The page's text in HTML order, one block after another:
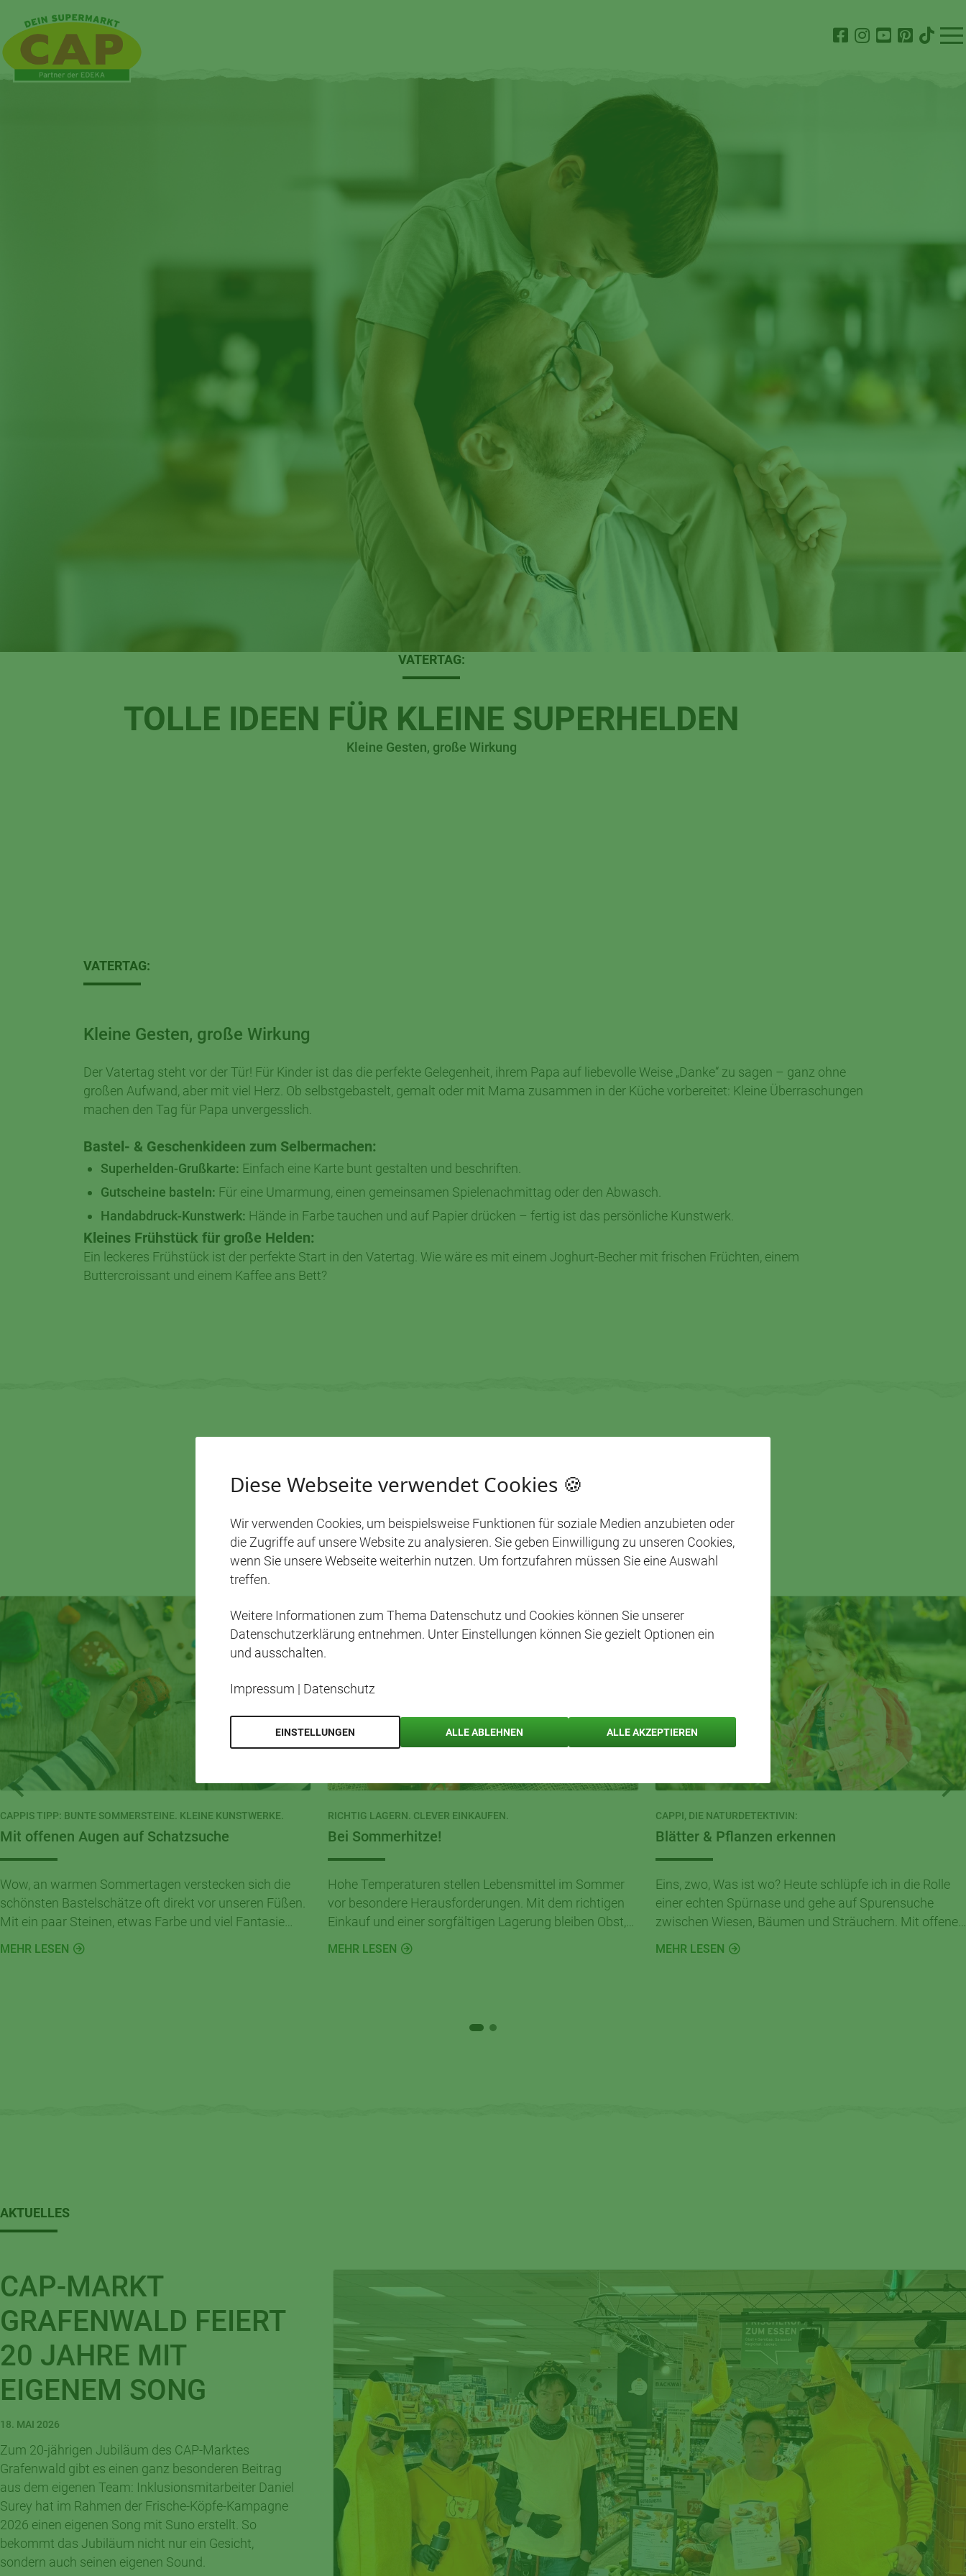
VATERTAG:
TOLLE IDEEN FÜR KLEINE SUPERHELDEN
Kleine Gesten, große Wirkung
VATERTAG:
Kleine Gesten, große Wirkung
Der Vatertag steht vor der Tür! Für Kinder ist das die perfekte Gelegenheit, ihrem Papa auf liebevolle Weise „Danke“ zu sagen – ganz ohne
großen Aufwand, aber mit viel Herz. Ob selbstgebastelt, gemalt oder mit Mama zusammen in der Küche vorbereitet: Kleine Überraschungen
machen den Tag für Papa unvergesslich.
Bastel- & Geschenkideen zum Selbermachen:
Superhelden-Grußkarte: Einfach eine Karte bunt gestalten und beschriften.
Gutscheine basteln: Für eine Umarmung, einen gemeinsamen Spielenachmittag oder den Abwasch.
Handabdruck-Kunstwerk: Hände in Farbe tauchen und auf Papier drücken – fertig ist das persönliche Kunstwerk.
Kleines Frühstück für große Helden:
Ein leckeres Frühstück ist der perfekte Start in den Vatertag. Wie wäre es mit einem Joghurt-Becher mit frischen Früchten, einem
Buttercroissant und einem Kaffee ans Bett?
WAS UNS BEWEGT
DAS KÖNNTE DICH AUCH INTERESSIEREN
CAPPIS TIPP: BUNTE SOMMERSTEINE. KLEINE KUNSTWERKE.
Mit offenen Augen auf Schatzsuche
Wow, an warmen Sommertagen verstecken sich die
schönsten Bastelschätze oft direkt vor unseren Füßen.
Mit ein paar Steinen, etwas Farbe und viel Fantasie
entstehen im Handumdrehen kleine Kunstwerke für
Garten, Balkon oder Kinderzimmer.
MEHR LESEN
RICHTIG LAGERN. CLEVER EINKAUFEN.
Bei Sommerhitze!
Hohe Temperaturen stellen Lebensmittel im Sommer
vor besondere Herausforderungen. Mit dem richtigen
Einkauf und einer sorgfältigen Lagerung bleiben Obst,
Gemüse, Milchprodukte und Co. länger frisch und
sicher genießbar.
MEHR LESEN
CAPPI, DIE NATURDETEKTIVIN:
Blätter & Pflanzen erkennen
Eins, zwo, Was ist wo? Heute schlüpfe ich in die Rolle
einer echten Spürnase und gehe auf Spurensuche
zwischen Wiesen, Bäumen und Sträuchern. Mit offenen
Augen und ein wenig Neugier gibt es draußen in der
Natur jede Menge Spannendes zu entdecken.
MEHR LESEN
AKTUELLES
CAP-MARKT
GRAFENWALD FEIERT
20 JAHRE MIT
EIGENEM SONG
18. MAI 2026
Zum 20-jährigen Jubiläum des CAP-Marktes
Grafenwald gibt es einen ganz besonderen Beitrag
aus dem eigenen Team: Inklusionsmitarbeiter Daniel
Surey hat im Rahmen der Frische-Köpfe-Kampagne
2026 einen eigenen Song mit Suno erstellt. So
bekommt das Jubiläum nicht nur ein Gesicht,
sondern auch seinen eigenen Sound.
Diese Webseite verwendet Cookies 🍪
Wir verwenden Cookies, um beispielsweise Funktionen für soziale Medien anzubieten oder
die Zugriffe auf unsere Website zu analysieren. Sie geben Einwilligung zu unseren Cookies,
wenn Sie unsere Webseite weiterhin nutzen. Um fortzufahren müssen Sie eine Auswahl
treffen.
Weitere Informationen zum Thema Datenschutz und Cookies können Sie unserer
Datenschutzerklärung entnehmen. Unter Einstellungen können Sie gezielt Optionen ein
und ausschalten.
Impressum | Datenschutz
EINSTELLUNGEN ALLE ABLEHNEN ALLE AKZEPTIEREN